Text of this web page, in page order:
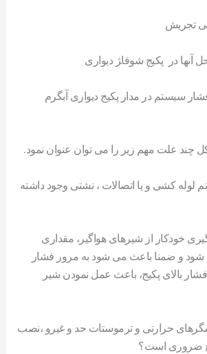
تجریش
آنها در پکیج شوفا‍‍‍ژ دیواری
سیستم در مدار پکیج دیواری آبگرم
چند علت مهم زیر را می توان عنوان نمود.
لوله کشی و یا اتصالات ، نشتی وجود داشته
خودکار از شیرهای هواگیر، مقداری
و ضمنا باعث می شود به مرور فشار
بالای پکیج، باعث عمل نمودن شیر
حرارتی و ترموستات حد و غیرو ،نصب
ضروری است؟